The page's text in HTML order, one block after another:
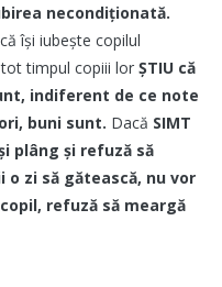
necondiționată.
își iubește copilul
timpul copiii lor ȘTIU că
indiferent de ce note
buni sunt. Dacă SIMT
plâng și refuză să
zi să gătească, nu vor
refuză să meargă